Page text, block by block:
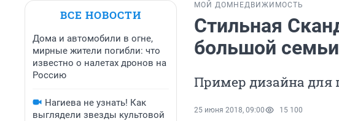
ВСЕ НОВОСТИ
Дома и автомобили в огне,
мирные жители погибли: что
известно о налетах дронов на
Россию
Нагиева не узнать! Как
выглядели звезды культовой
МОЙ ДОМ НЕДВИЖИМОСТЬ
Стильная
большой семьи
Пример дизайна для
25 июня 2018, 09:00 15 100